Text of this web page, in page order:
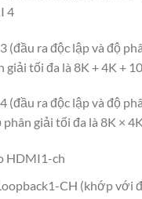
4
(đầu ra độc lập và độ
giải tối đa là 8K + 4K +
(đầu ra độc lập và độ
giải tối đa là 8K ×
HDMI1-ch
1-CH (khớp với